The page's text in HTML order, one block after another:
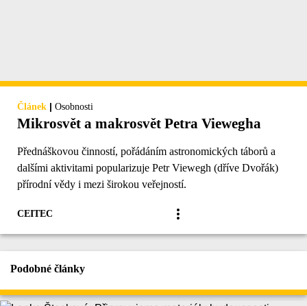
Článek | Osobnosti
Mikrosvět a makrosvět Petra Viewegha
Přednáškovou činností, pořádáním astronomických táborů a
dalšími aktivitami popularizuje Petr Viewegh (dříve Dvořák)
přírodní vědy i mezi širokou veřejností.
CEITEC
Podobné články